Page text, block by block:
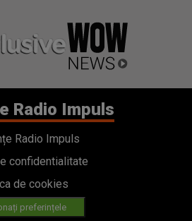
Radio Impuls
Radio Impuls
confidentialitate
de cookies
preferințele